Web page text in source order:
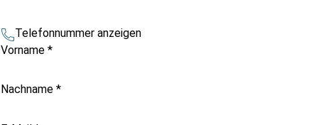
Telefonnummer anzeigen
Vorname*
Nachname*